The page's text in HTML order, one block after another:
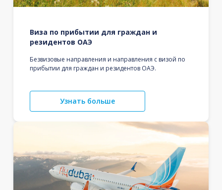
Виза по прибытии для граждан и
резидентов ОАЭ
Безвизовые направления и направления с визой по
прибытии для граждан и резидентов ОАЭ.
Узнать больше